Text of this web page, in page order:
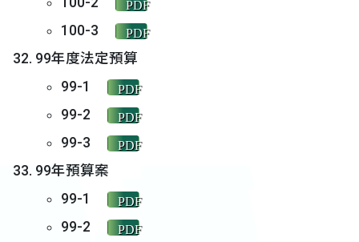
PDF
100-3 PDF
99年度法定預算
99-1
PDF
99-2 PDF
99-3 PDF
99年預算案
99-1
PDF
99-2 PDF